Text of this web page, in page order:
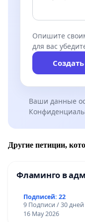
Опишите
для вас
Ваши данные
Другие петиции,
Фламинго в
Подписей: 22
9 Подписи / 30 дней
16 May 2026